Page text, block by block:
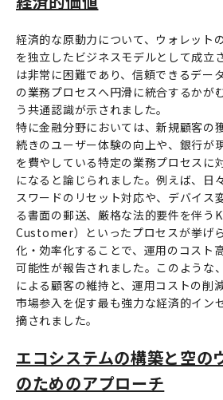
経済的な原動力について、ウォレット
を独立したビジネスモデルとして成立
は非常に困難であり、信頼できるデー
の業務プロセスへ円滑に統合するかが
う共通認識が示されました。
特に金融分野においては、新規顧客の
続きのユーザー体験の向上や、銀行が
を費やしている特定の業務プロセスに
になると論じられました。例えば、日
スワードのリセット対応や、デバイス
る書面の郵送、厳格な法的要件を伴う
Customer）といったプロセスが挙げ
化・効率化することで、運用のコスト
可能性が報告されました。このような
による顧客の維持と、運用コストの削
市場参入を促す最も強力な経済的イン
摘されました。
エコシステムの構築と空の
のためのアプローチ